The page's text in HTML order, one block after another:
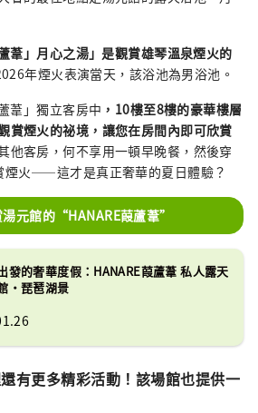
葦」月心之湯」是觀賞雄琴溫泉煙火的
年煙火表演當天，該浴池為男浴池。
葦」獨立客房中 ，10樓至8樓的豪華樓層
賞煙火的祕境，讓您在房間內即可欣賞
他客房，何不享用一頓早晚餐，然後穿
煙火——這才是真正奢華的夏日體驗？
元館的“HANARE葭蘆葦”
發的奢華度假：HANARE葭蘆葦 私人露天
・琵琶湖景
有更多精彩活動！該場館也提供一